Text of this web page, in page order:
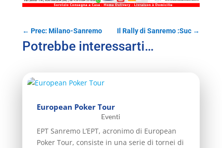
← Prec: Milano-Sanremo Il Rally di Sanremo :Suc →
Potrebbe interessarti…
European Poker Tour
Eventi
EPT Sanremo L’EPT, acronimo di European
Poker Tour, consiste in una serie di tornei di